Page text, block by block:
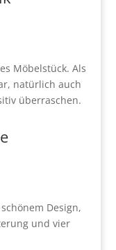
Möbelstück. Als
natürlich auch
überraschen.
Design,
und vier